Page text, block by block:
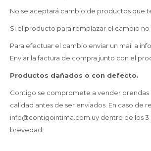
No se aceptará cambio de productos que
Si el producto para remplazar el cambio
Para efectuar el cambio enviar un mail a
Enviar la factura de compra junto con el
Productos dañados o con defecto.
Contigo se compromete a vender
calidad antes de ser enviados. En caso
info@contigointima.com.uy dentro de los
brevedad.